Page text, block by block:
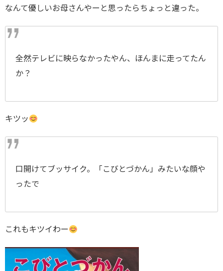
なんて優しいお母さんやーと思ったらちょっと違った。
全然テレビに映らなかったやん、ほんまに走ってたん
か？
キツッ
口開けてブッサイク。「こびとづかん」みたいな顔や
ったで
これもキツイわー